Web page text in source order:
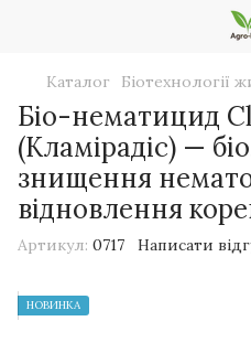
Каталог Біотехнології
Біо-нематицид
(Кламірадіс) —
знищення
відновлення
Артикул: 0717 Написати
НОВИНКА